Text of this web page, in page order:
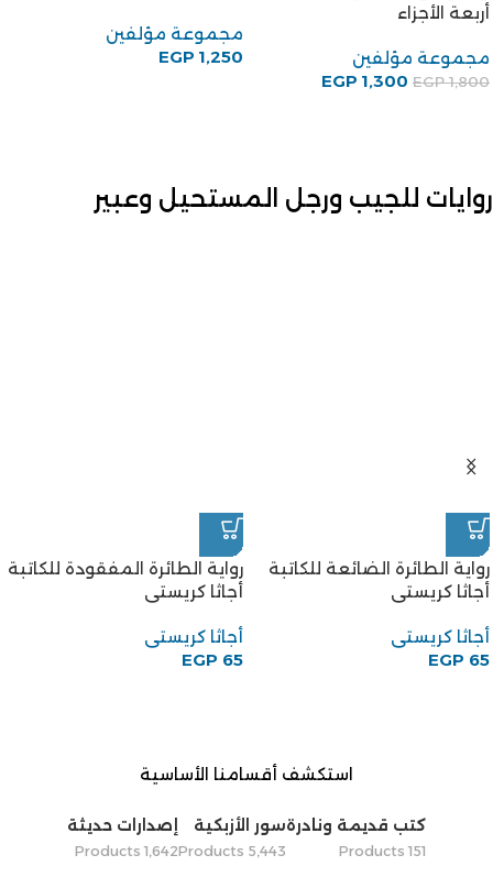
مجموعة مؤلفين
EGP 1,250
روايات للجيب ورجل المستحيل وعبير
رواية الطائرة الضائعة للكاتبة
أجاثا كريستى
أجاثا كريستى
EGP 65
استكشف أقسامنا الأساسية
كتب قديمة ونادرة
151 Products
سور الأزبكية
5٬443 Products
إصدارات حديثة
1٬642 Products